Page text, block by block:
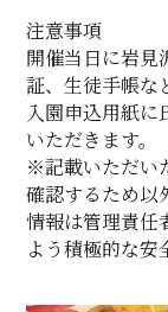
注意事項
開催当日に岩見
証、生徒手帳な
入園申込用紙に
いただきます。
※記載いただい
確認するため以
情報は管理責任
よう積極的な安